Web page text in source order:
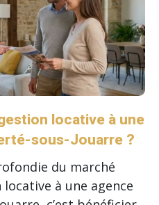
locative à une
sous-Jouarre ?
du marché
à une agence